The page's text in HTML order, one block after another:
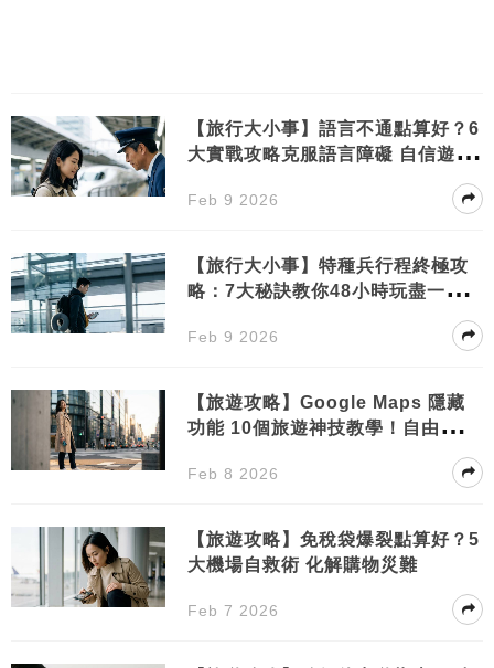
【旅行大小事】語言不通點算好？6
大實戰攻略克服語言障礙 自信遊世
Feb 9 2026
【旅行大小事】特種兵行程終極攻
略：7大秘訣教你48小時玩盡一個城
Feb 9 2026
【旅遊攻略】Google Maps 隱藏
功能 10個旅遊神技教學！自由行必
Feb 8 2026
【旅遊攻略】免稅袋爆裂點算好？5
大機場自救術 化解購物災難
Feb 7 2026